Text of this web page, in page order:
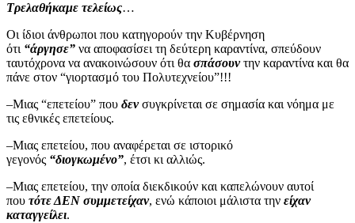
Τρελαθήκαμε τελείως…
Οι ίδιοι άνθρωποι που κατηγορούν την Κυβέρνηση
ότι “άργησε” να αποφασίσει τη δεύτερη καραντίνα, σπεύδουν
ταυτόχρονα να ανακοινώσουν ότι θα σπάσουντην καραντίνα και θα
πάνε στον “γιορτασμό του Πολυτεχνείου”!!!
–Μιας “επετείου” που δενσυγκρίνεται σε σημασία και νόημα με
τις εθνικές επετείους.
–Μιας επετείου, που αναφέρεται σε ιστορικό
γεγονός “διογκωμένο”, έτσι κι αλλιώς.
–Μιας επετείου, την οποία διεκδικούν και καπελώνουν αυτοί
που τότε ΔΕΝ συμμετείχαν, ενώ κάποιοι μάλιστα την είχαν
καταγγείλει.